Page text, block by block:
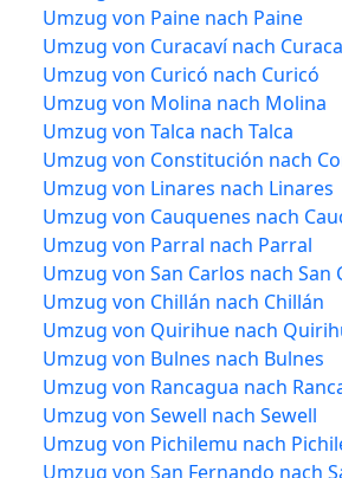
Umzug von Paine nach Paine
Umzug von Curacaví nach
Umzug von Curicó nach Curicó
Umzug von Molina nach Molina
Umzug von Talca nach Talca
Umzug von Constitución nach
Umzug von Linares nach Linares
Umzug von Cauquenes nach
Umzug von Parral nach Parral
Umzug von San Carlos nach San
Umzug von Chillán nach Chillán
Umzug von Quirihue nach
Umzug von Bulnes nach Bulnes
Umzug von Rancagua nach
Umzug von Sewell nach Sewell
Umzug von Pichilemu nach
Umzug von San Fernando nach